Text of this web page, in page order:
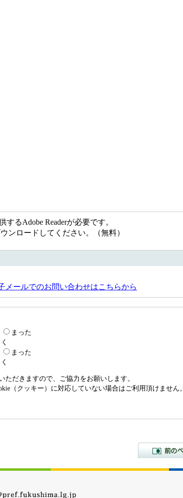
るAdobe Readerが必要です。
ンロードしてください。（無料）
メールでのお問い合わせはこちらから
まった
く
まった
く
だきますので、ご協力をお願いします。
（クッキー）に対応していない場合はご利用頂けません。